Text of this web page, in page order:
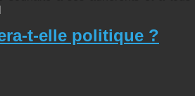
t-elle politique ?